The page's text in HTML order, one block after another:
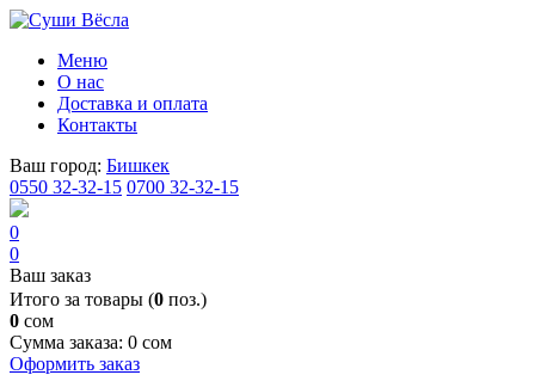
Меню
О нас
Доставка и оплата
Контакты
Ваш город: Бишкек
0550 32-32-15 0700 32-32-15
0
0
Ваш заказ
Итого за товары (0 поз.)
0 сом
Сумма заказа: 0 сом
Оформить заказ